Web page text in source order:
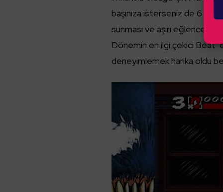
başınıza isterseniz de 6
sunması ve aşırı eğlenceli
Dönemin en ilgi çekici Beat
deneyimlemek harika oldu